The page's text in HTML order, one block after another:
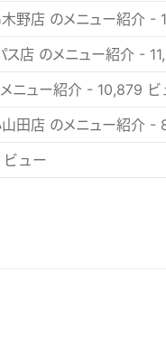
野店 のメニュー紹介 -
ス店 のメニュー紹介 -
ニュー紹介 - 10,879 ビ
田店 のメニュー紹介 -
ュー